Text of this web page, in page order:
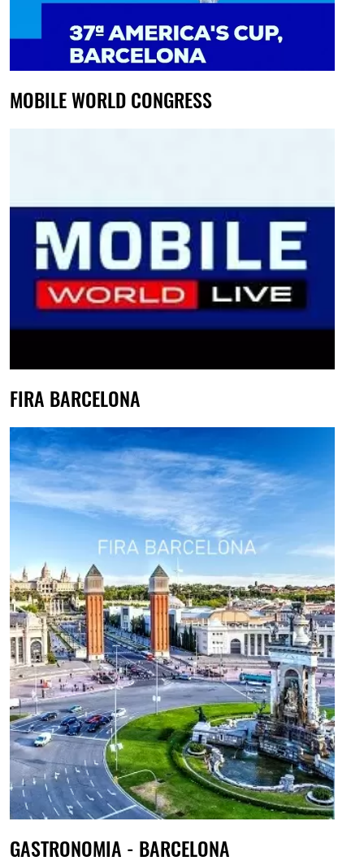
MOBILE WORLD CONGRESS
FIRA BARCELONA
GASTRONOMIA - BARCELONA